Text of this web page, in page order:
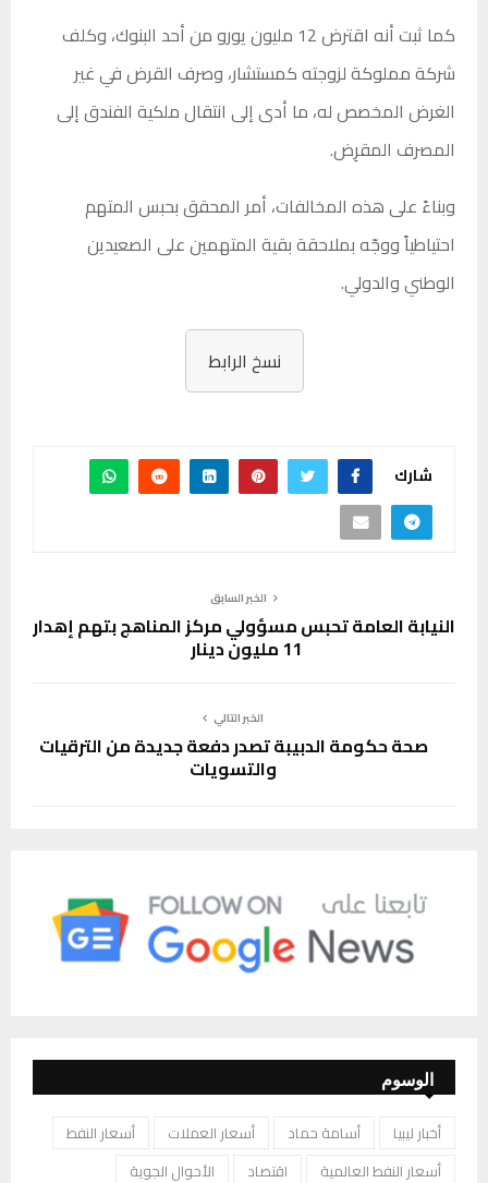
كما ثبت أنه اقترض 12 مليون يورو من أحد البنوك، وكلف
شركة مملوكة لزوجته كمستشار، وصرف القرض في غير
الغرض المخصص له، ما أدى إلى انتقال ملكية الفندق إلى
المصرف المقرِض.
وبناءً على هذه المخالفات، أمر المحقق بحبس المتهم
احتياطياً ووجّه بملاحقة بقية المتهمين على الصعيدين
الوطني والدولي.
نسخ الرابط
شارك
الخبر السابق
النيابة العامة تحبس مسؤولي مركز المناهج بتهم إهدار
11 مليون دينار
الخبر التالي
صحة حكومة الدبيبة تصدر دفعة جديدة من الترقيات
والتسويات
الوسوم
أخبار ليبيا أسامة حماد أسعار العملات
أسعار النفط
أسعار النفط العالمية
اقتصاد
الأحوال الجوية